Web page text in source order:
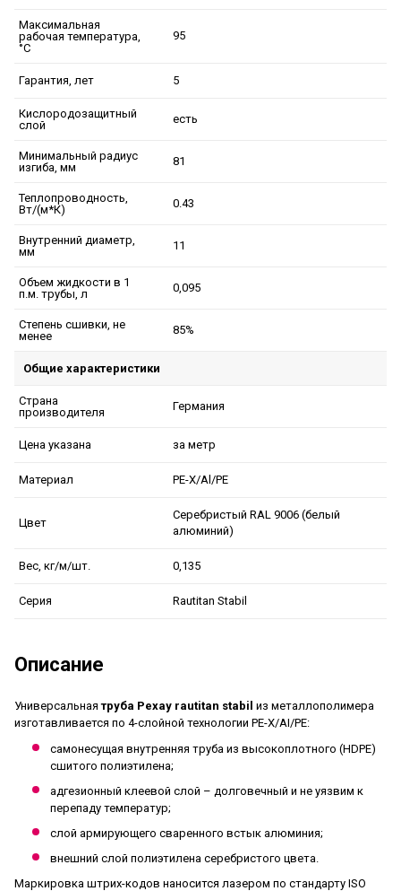
Максимальная
рабочая температура,
°C
95
Гарантия, лет 5
Кислородозащитный
слой
есть
Минимальный радиус
изгиба, мм
81
Теплопроводность,
Вт/(м*К)
0.43
Внутренний диаметр,
мм
11
Объем жидкости в 1
п.м. трубы, л
0,095
Степень сшивки, не
менее
85%
Общие характеристики
Страна
производителя
Германия
Цена указана за метр
Материал РЕ-Х/Al/PE
Цвет
Серебристый RAL 9006 (белый
алюминий)
Вес, кг/м/шт. 0,135
Серия Rautitan Stabil
Описание
Универсальнаятруба Рехау rautitan stabil из металлополимера
изготавливается по 4-слойной технологии PE-X/AI/PE:
самонесущая внутренняя труба из высокоплотного (HDPE)
сшитого полиэтилена;
адгезионный клеевой слой – долговечный и не уязвим к
перепаду температур;
слой армирующего сваренного встык алюминия;
внешний слой полиэтилена серебристого цвета.
Маркировка штрих-кодов наносится лазером по стандарту ISO